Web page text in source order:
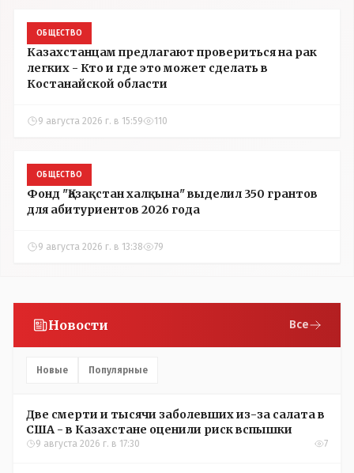
ОБЩЕСТВО
Казахстанцам предлагают провериться на рак
легких - Кто и где это может сделать в
Костанайской области
9 августа 2026 г. в 15:59 110
ОБЩЕСТВО
Фонд "Қазақстан халқына" выделил 350 грантов
для абитуриентов 2026 года
9 августа 2026 г. в 13:38 79
Новости Все
Новые Популярные
Две смерти и тысячи заболевших из-за салата в
США - в Казахстане оценили риск вспышки
9 августа 2026 г. в 17:30 7